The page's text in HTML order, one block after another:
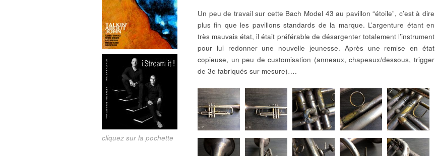
cliquez sur la pochette
Un peu de travail sur cette Bach Model 43 au pavillon “étoile”, c’est à dire
plus fin que les pavillons standards de la marque. L’argenture étant en
très mauvais état, il était préférable de désargenter totalement l’instrument
pour lui redonner une nouvelle jeunesse. Après une remise en état
copieuse, un peu de customisation (anneaux, chapeaux/dessous, trigger
de 3e fabriqués sur-mesure)….